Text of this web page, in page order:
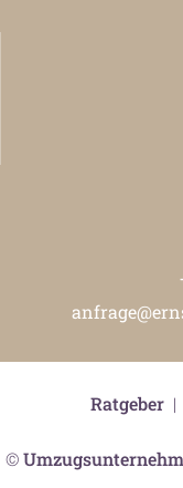
©
Ratgeber|